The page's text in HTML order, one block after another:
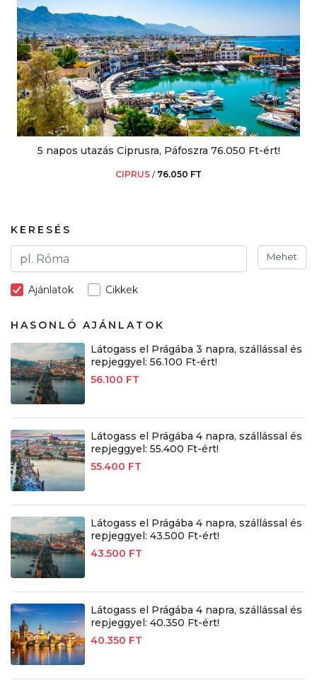
5 napos utazás Ciprusra, Páfoszra 76.050 Ft-ért!
CIPRUS / 76.050 FT
KERESÉS
Mehet
Ajánlatok Cikkek
HASONLÓ AJÁNLATOK
Látogass el Prágába 3 napra, szállással és
repjeggyel: 56.100 Ft-ért!
56.100 FT
Látogass el Prágába 4 napra, szállással és
repjeggyel: 55.400 Ft-ért!
55.400 FT
Látogass el Prágába 4 napra, szállással és
repjeggyel: 43.500 Ft-ért!
43.500 FT
Látogass el Prágába 4 napra, szállással és
repjeggyel: 40.350 Ft-ért!
40.350 FT